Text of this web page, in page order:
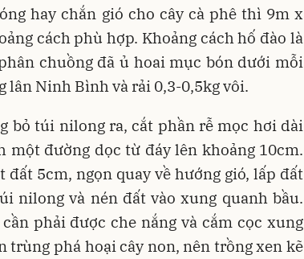
hay chắn gió cho cây cà phê thì 9m x
cách phù hợp. Khoảng cách hố đào là
chuồng đã ủ hoai mục bón dưới mỗi
lân Ninh Bình và rải 0,3-0,5kg vôi.
bỏ túi nilong ra, cắt phần rễ mọc hơi dài
một đường dọc từ đáy lên khoảng 10cm.
đất 5cm, ngọn quay về hướng gió, lấp đất
nilong và nén đất vào xung quanh bầu.
phải được che nắng và cắm cọc xung
trùng phá hoại cây non, nên trồng xen kẽ